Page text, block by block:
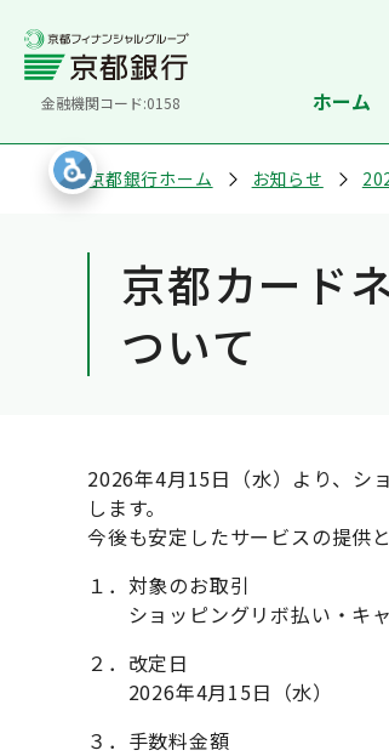
金融機関コード:0158 ホーム
京都銀行ホーム お知らせ
京都カード
ついて
2026年4月15日（水）より、シ
します。
今後も安定したサービスの提供
１．対象のお取引
ショッピングリボ払い・キャ
２．改定日
2026年4月15日（水）
３．手数料金額